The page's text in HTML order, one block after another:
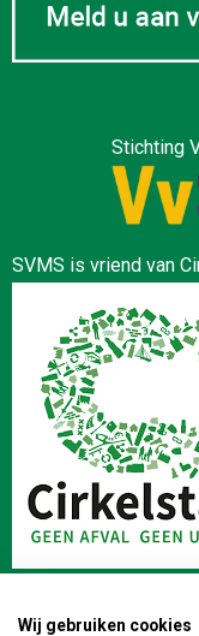
Stichting
SVMS is vriend van
Wij gebruiken cookies